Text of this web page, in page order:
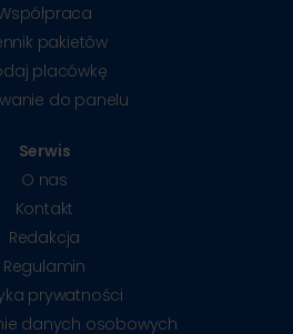
pakietów
placówkę
do panelu
Serwis
O nas
Kontakt
Redakcja
Regulamin
prywatności
danych osobowych